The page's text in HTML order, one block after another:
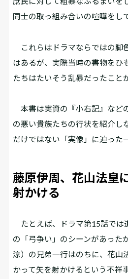
同士の取っ組み合いの喧嘩をし
これらはドラマならではの脚
はあるが、実際当時の書物をひ
たちはたいそう乱暴だったこと
本書は実資の『小右記』など
の悪い貴族たちの行状を紹介し
だけではない「実像」に迫った
藤原伊周、花山法皇
射かける
たとえば、ドラマ第15話では
の「弓争い」のシーンがあった
涼）の兄弟一行はのちに、花山
かって矢を射かけるという不祥